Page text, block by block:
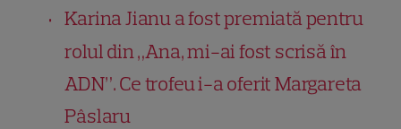
Karina Jianu a fost premiată pentru
rolul din „Ana, mi-ai fost scrisă în
ADN”. Ce trofeu i-a oferit Margareta
Pâslaru